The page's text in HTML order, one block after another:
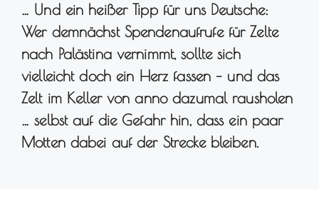
… Und ein heißer Tipp für uns Deutsche:
Wer demnächst Spendenaufrufe für Zelte
nach Palästina vernimmt, sollte sich
vielleicht doch ein Herz fassen – und das
Zelt im Keller von anno dazumal rausholen
… selbst auf die Gefahr hin, dass ein paar
Motten dabei auf der Strecke bleiben.